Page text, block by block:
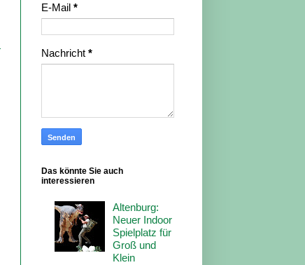
E-Mail *
Nachricht *
Das könnte Sie auch
interessieren
Altenburg:
Neuer Indoor
Spielplatz für
Groß und
Klein